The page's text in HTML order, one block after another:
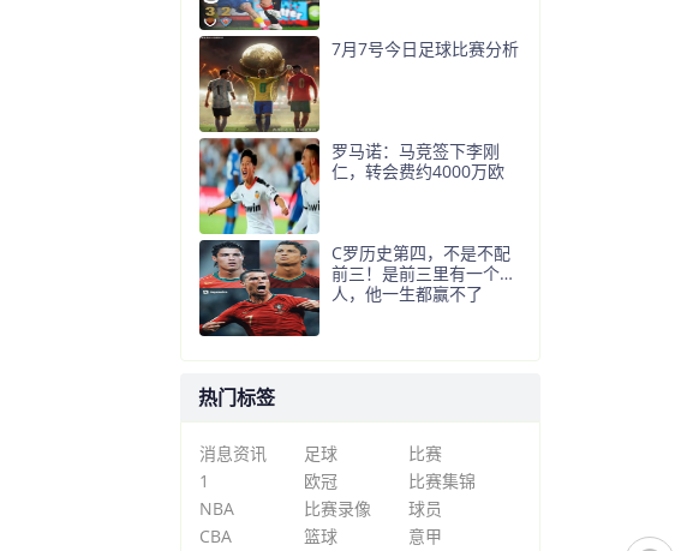
7月7号今日足球比赛分析
罗马诺：马竞签下李刚
仁，转会费约4000万欧
C罗历史第四，不是不配
前三！是前三里有一个
人，他一生都赢不了
热门标签
消息资讯 足球
比赛
1
欧冠
比赛集锦
NBA
比赛录像
球员
CBA
篮球 意甲